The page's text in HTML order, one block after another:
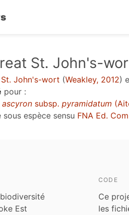
St. John's-
John's-wort (Weakley, 2012)
pour :
subsp. pyramidatum
espèce sensu FNA Ed.
Est
CODE
Ce
les